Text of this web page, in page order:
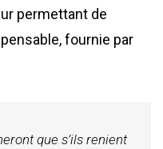
permettant de
fournie par
que s’ils renient